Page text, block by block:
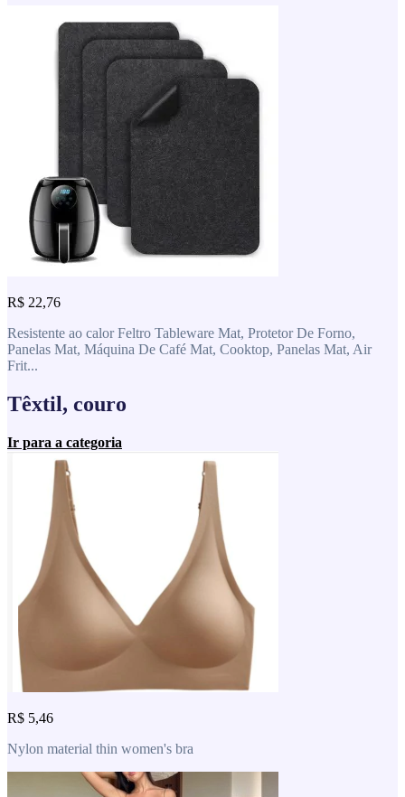
R$ 22,76
Resistente ao calor Feltro Tableware Mat, Protetor De Forno,
Panelas Mat, Máquina De Café Mat, Cooktop, Panelas Mat, Air
Frit...
Têxtil, couro
Ir para a categoria
R$ 5,46
Nylon material thin women's bra